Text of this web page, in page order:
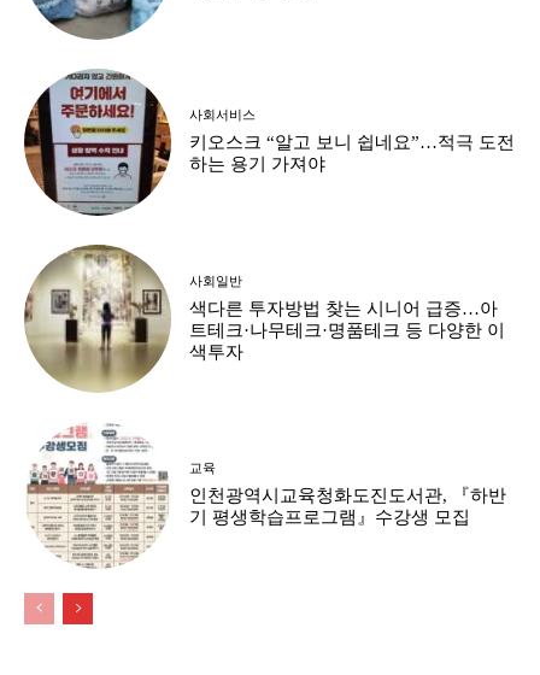
사회서비스
키오스크 “알고 보니 쉽네요”…적극 도전
하는 용기 가져야
사회일반
색다른 투자방법 찾는 시니어 급증…아
트테크·나무테크·명품테크 등 다양한 이
색투자
교육
인천광역시교육청화도진도서관, 『하반
기 평생학습프로그램』수강생 모집